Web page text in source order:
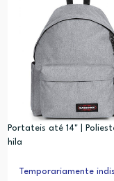
Portateis até 14" |
hila
Temporariamente